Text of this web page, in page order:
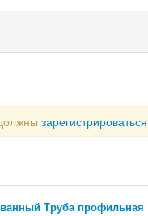
зарегистрироваться
Труба профильная